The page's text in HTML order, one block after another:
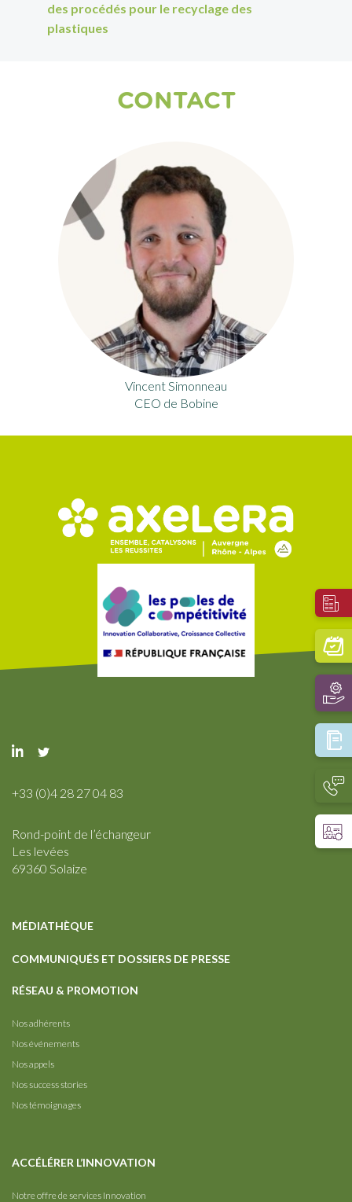
des procédés pour le recyclage des
plastiques
CONTACT
Vincent Simonneau
CEO de Bobine
+33 (0)4 28 27 04 83
Rond-point de l’échangeur
Les levées
69360 Solaize
MÉDIATHÈQUE
COMMUNIQUÉS ET DOSSIERS DE PRESSE
RÉSEAU & PROMOTION
Nos adhérents
Nos événements
Nos appels
Nos success stories
Nos témoignages
ACCÉLÉRER L’INNOVATION
Notre offre de services Innovation